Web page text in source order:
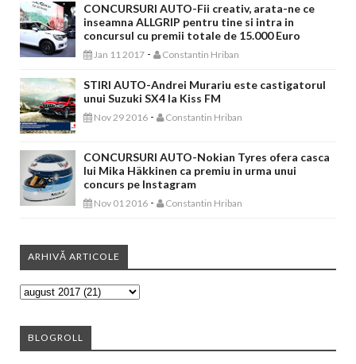
CONCURSURI AUTO-Fii creativ, arata-ne ce
inseamna ALLGRIP pentru tine si intra in
concursul cu premii totale de 15.000 Euro
Jan 11 2017 - Constantin Hriban
STIRI AUTO-Andrei Murariu este castigatorul
unui Suzuki SX4 la Kiss FM
Nov 29 2016 - Constantin Hriban
CONCURSURI AUTO-Nokian Tyres ofera casca
lui Mika Häkkinen ca premiu in urma unui
concurs pe Instagram
Nov 01 2016 - Constantin Hriban
ARHIVĂ ARTICOLE
BLOGROLL